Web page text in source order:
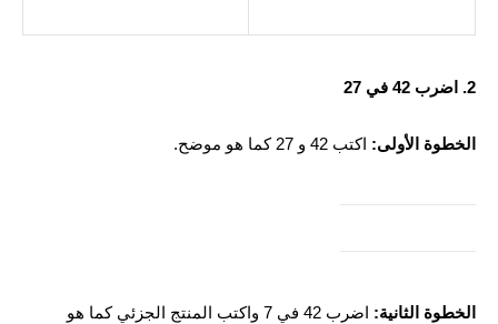
2. اضرب 42 في 27
الخطوة الأولى: اكتب 42 و 27 كما هو موضح.
الخطوة الثانية:
اضرب 42 في 7 واكتب المنتج الجزئي كما هو